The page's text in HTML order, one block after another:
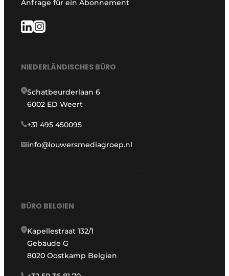
Anfrage für ein Abonnement
NIEDERLÄNDISCHES BÜRO
Schatbeurderlaan 6
6002 ED Weert
+31 495 450095
info@louwersmediagroep.nl
BÜRO BELGIEN
Kapellestraat 132/1
Gebäude G
8020 Oostkamp Belgien